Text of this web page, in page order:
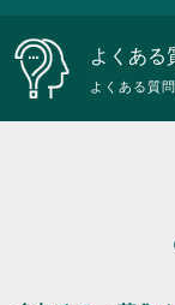
よくある
よくある質